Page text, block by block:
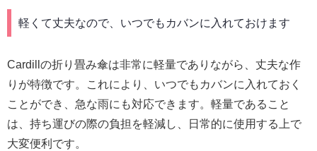
軽くて丈夫なので、いつでもカバンに入れておけます
Cardillの折り畳み傘は非常に軽量でありながら、丈夫な作
りが特徴です。これにより、いつでもカバンに入れておく
ことができ、急な雨にも対応できます。軽量であること
は、持ち運びの際の負担を軽減し、日常的に使用する上で
大変便利です。